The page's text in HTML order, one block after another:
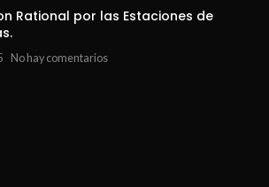
Rational por las Estaciones de
No hay comentarios